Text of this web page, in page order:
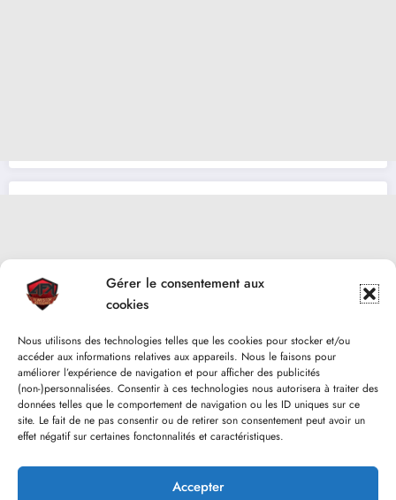
Gérer le consentement aux
cookies
Nous utilisons des technologies telles que les cookies pour stocker et/ou
accéder aux informations relatives aux appareils. Nous le faisons pour
améliorer l’expérience de navigation et pour afficher des publicités
(non-)personnalisées. Consentir à ces technologies nous autorisera à traiter des
données telles que le comportement de navigation ou les ID uniques sur ce
site. Le fait de ne pas consentir ou de retirer son consentement peut avoir un
effet négatif sur certaines fonctonnalités et caractéristiques.
Accepter